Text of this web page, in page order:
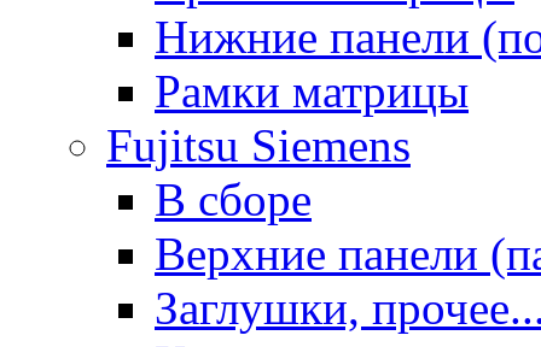
Нижние панели
Рамки матрицы
Fujitsu Siemens
В сборе
Верхние панели
Заглушки,